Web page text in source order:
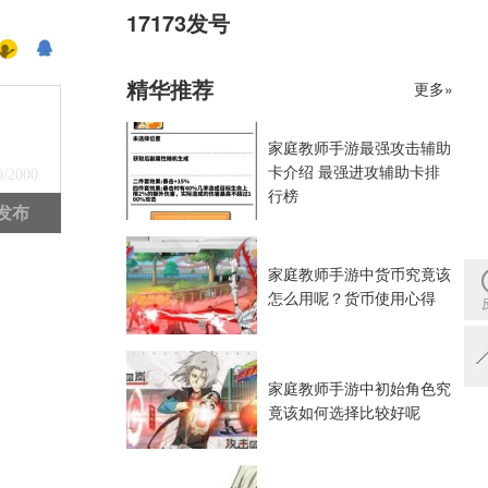
/2000
布
17173发号
精华推荐 更多»
家庭教师手游最强攻击辅助
卡介绍 最强进攻辅助卡排
行榜
家庭教师手游中货币究竟该
怎么用呢？货币使用心得
家庭教师手游中初始角色究
竟该如何选择比较好呢